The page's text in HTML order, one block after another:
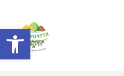
Відкрити Панель інструментів